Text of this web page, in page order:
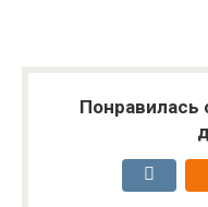
Понравилась